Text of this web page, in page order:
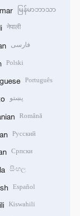
မြန်မာဘာသာ
नेपाली
فارسی
Polski
Português
پښتو
Română
Русский
Српски
සිංහල
Español
Kiswahili